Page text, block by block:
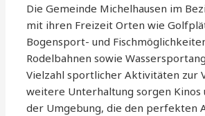
Die Gemeinde Michelhausen im
mit ihren Freizeit Orten wie
Bogensport- und
Rodelbahnen sowie
Vielzahl sportlicher Aktivitäten zur
weitere Unterhaltung sorgen Kinos
der Umgebung, die den perfekten